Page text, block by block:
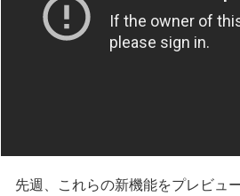
先週、これらの新機能をプレビュ